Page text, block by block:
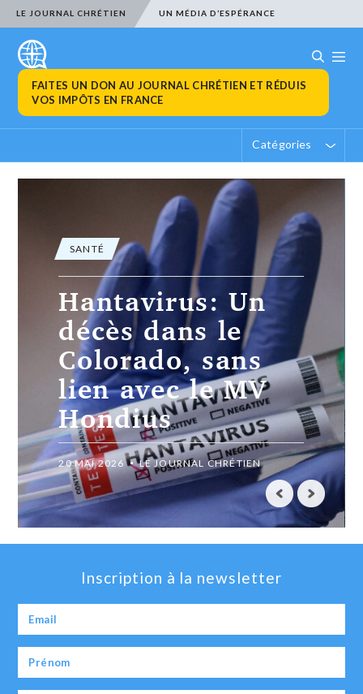
LE JOURNAL CHRÉTIEN UN MÉDIA D’ESPÉRANCE
FAITES UN DON AU JOURNAL CHRÉTIEN ET RÉDUIS
VOS IMPÔTS EN FRANCE
Catégories
SANTÉ
Le navire MV
Hondius est
arrivé au port de
Rotterdam pour y
être désinfecté
18 MAI 2026 LE JOURNAL CHRÉTIEN
Inscription à la newsletter